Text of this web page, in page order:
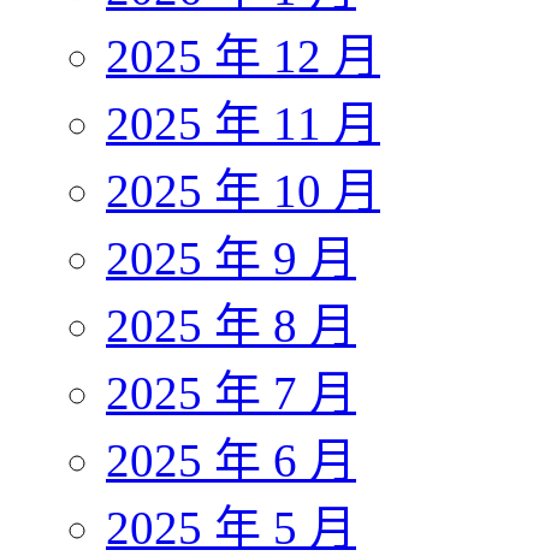
2025 年 12 月
2025 年 11 月
2025 年 10 月
2025 年 9 月
2025 年 8 月
2025 年 7 月
2025 年 6 月
2025 年 5 月